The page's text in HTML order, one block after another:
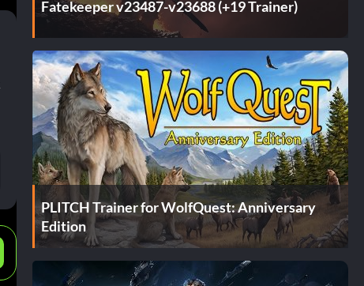
Fatekeeper v23487-v23688 (+19 Trainer)
PLITCH Trainer for WolfQuest: Anniversary
Edition